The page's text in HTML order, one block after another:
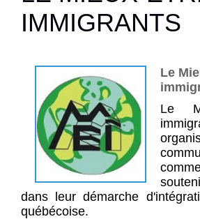
IMMIGRANTS
Le
Le
dans leur démarche
québécoise.